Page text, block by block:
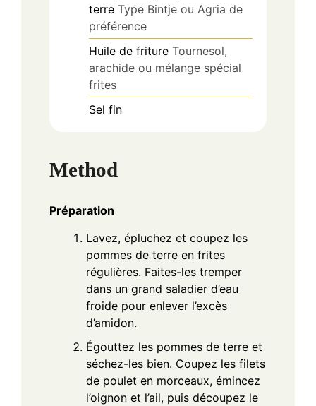
terre Type Bintje ou Agria de
préférence
Huile de friture Tournesol,
arachide ou mélange spécial
frites
Sel fin
Method
Préparation
Lavez, épluchez et coupez les
pommes de terre en frites
régulières. Faites-les tremper
dans un grand saladier d’eau
froide pour enlever l’excès
d’amidon.
Égouttez les pommes de terre et
séchez-les bien. Coupez les filets
de poulet en morceaux, émincez
l’oignon et l’ail, puis découpez le